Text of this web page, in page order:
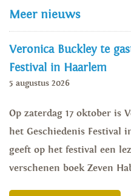
Meer nieuws
Veronica Buckley te
Festival in Haarlem
5 augustus 2026
Op zaterdag 17 oktober is
het Geschiedenis Festival
geeft op het festival een
verschenen boek Zeven